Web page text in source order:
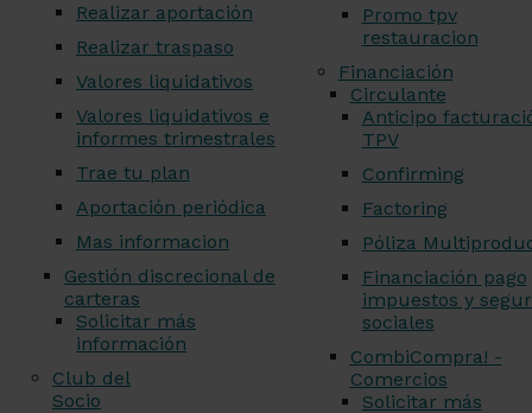
Realizar aportación
Realizar traspaso
Valores liquidativos
Valores liquidativos e
informes trimestrales
Trae tu plan
Aportación periódica
Mas informacion
Gestión discrecional de
carteras
Solicitar más
información
Club del
Socio
Promo tpv
restauracion
Financiación
Circulante
Anticipo
TPV
Confirming
Factoring
Póliza
Financiación pago
impuestos y
sociales
CombiCompra! -
Comercios
Solicitar más